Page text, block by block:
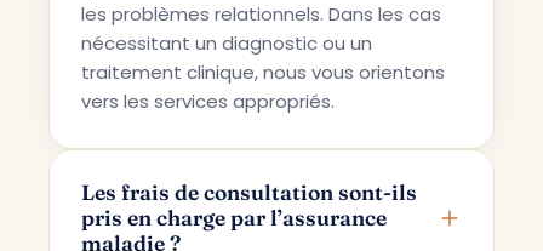
les problèmes relationnels. Dans les cas
nécessitant un diagnostic ou un
traitement clinique, nous vous orientons
vers les services appropriés.
Les frais de consultation sont-ils
pris en charge par l’assurance
maladie ?